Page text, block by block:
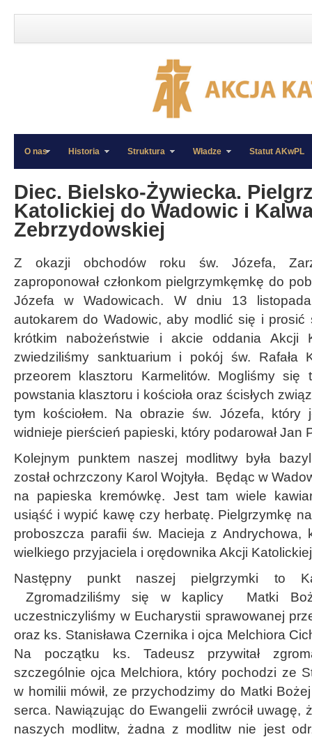
»
»
O nas Historia Struktura Władze Statut AKwPL
Diec. Bielsko-Żywiecka.
Katolickiej do Wadowic i
Zebrzydowskiej
Z okazji obchodów roku św. Józefa,
zaproponował członkom pielgrzymkęmkę do
Józefa w Wadowicach. W dniu 13
autokarem do Wadowic, aby modlić się i
krótkim nabożeństwie i akcie oddania Akcji
zwiedziliśmy sanktuarium i pokój św. Rafała
przeorem klasztoru Karmelitów. Mogliśmy
powstania klasztoru i kościoła oraz ścisłych
tym kościołem. Na obrazie św. Józefa, który
widnieje pierścień papieski, który podarował Jan
Kolejnym punktem naszej modlitwy była
został ochrzczony Karol Wojtyła. Będąc w
na papieska kremówkę. Jest tam wiele
usiąść i wypić kawę czy herbatę. Pielgrzymkę
proboszcza parafii św. Macieja z Andrychowa,
wielkiego przyjaciela i orędownika Akcji
Następny punkt naszej pielgrzymki to
Zgromadziliśmy się w kaplicy Matki
uczestniczyliśmy w Eucharystii sprawowanej
oraz ks. Stanisława Czernika i ojca Melchiora
Na początku ks. Tadeusz przywitał
szczególnie ojca Melchiora, który pochodzi ze
w homilii mówił, ze przychodzimy do Matki
serca. Nawiązując do Ewangelii zwrócił uwagę,
naszych modlitw, żadna z modlitw nie jest